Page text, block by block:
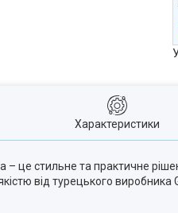
Характеристики
– це стильне та практичне
від турецького виробника